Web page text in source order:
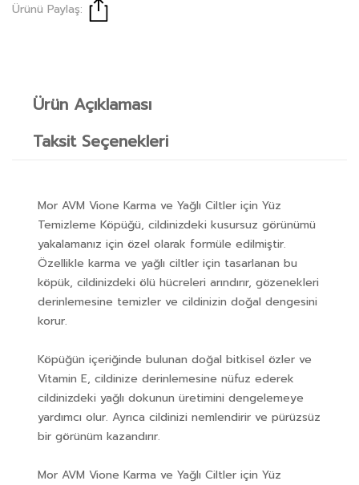
Ürünü Paylaş:
Ürün Açıklaması
Taksit Seçenekleri
Mor AVM Vione Karma ve Yağlı Ciltler için Yüz
Temizleme Köpüğü, cildinizdeki kusursuz görünümü
yakalamanız için özel olarak formüle edilmiştir.
Özellikle karma ve yağlı ciltler için tasarlanan bu
köpük, cildinizdeki ölü hücreleri arındırır, gözenekleri
derinlemesine temizler ve cildinizin doğal dengesini
korur.
Köpüğün içeriğinde bulunan doğal bitkisel özler ve
Vitamin E, cildinize derinlemesine nüfuz ederek
cildinizdeki yağlı dokunun üretimini dengelemeye
yardımcı olur. Ayrıca cildinizi nemlendirir ve pürüzsüz
bir görünüm kazandırır.
Mor AVM Vione Karma ve Yağlı Ciltler için Yüz